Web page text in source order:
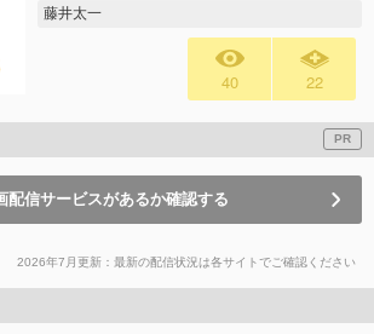
藤井太一
40 22
PR
配信サービスがあるか確認する
2026年7月更新：最新の配信状況は各サイトでご確認ください